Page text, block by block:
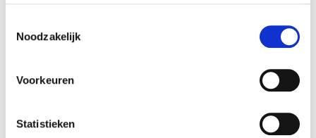
Noodzakelijk
Voorkeuren
Statistieken
Beschikbaar in deze winkels
Doornik